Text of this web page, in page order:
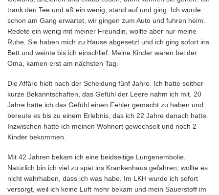
trank den Tee und aß ein wenig, stand auf und ging. Ich wurde
schon am Gang erwartet, wir gingen zum Auto und fuhren heim.
Redete ein wenig mit meiner Freundin, wollte aber nur meine
Ruhe. Sie haben mich zu Hause abgesetzt und ich ging sofort ins
Bett und weinte bis ich einschlief. Meine Kinder waren bei der
Oma, kamen erst am nächsten Tag.
Die Affäre hielt nach der Scheidung fünf Jahre. Ich hatte seither
kurze Bekanntschaften, das Gefühl der Leere nahm ich mit. 20
Jahre hatte ich das Gefühl einen Fehler gemacht zu haben und
bereute es bis zu einem Erlebnis, das ich 22 Jahre danach hatte.
Inzwischen hatte ich meinen Wohnort gewechselt und noch 2
Kinder bekommen.
Mit 42 Jahren bekam ich eine beidseitige Lungenembolie.
Natürlich bin ich viel zu spät ins Krankenhaus gefahren, wollte es
nicht wahrhaben, dass ich was habe. Im LKH wurde ich sofort
versorgt, weil ich keine Luft mehr bekam und mein Sauerstoff im